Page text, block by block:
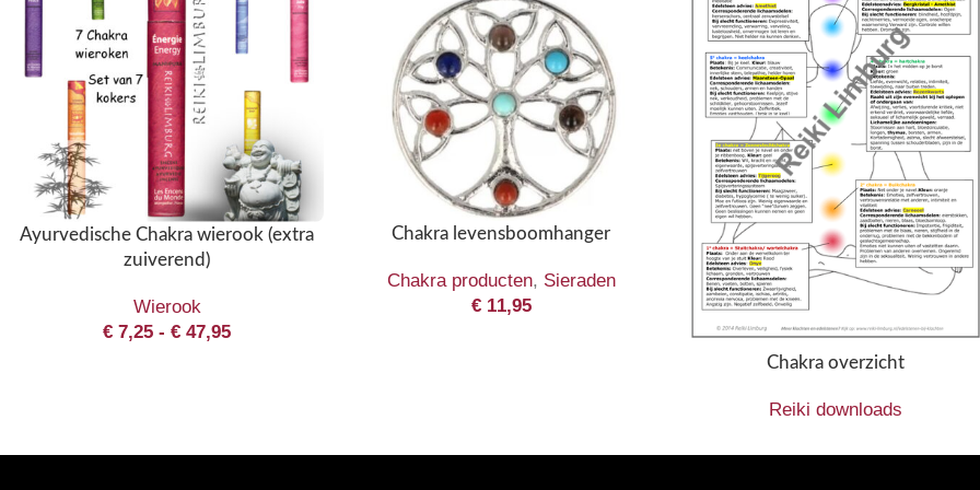
Ayurvedische Chakra wierook (extra
zuiverend)
Wierook
€ 7,25 - € 47,95
Chakra levensboomhanger
Chakra producten, Sieraden
€11,95
Chakra overzicht
Reiki downloads